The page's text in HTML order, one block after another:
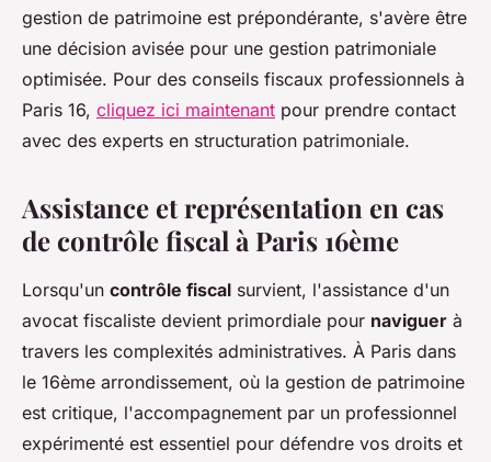
gestion de patrimoine est prépondérante, s'avère être
une décision avisée pour une gestion patrimoniale
optimisée. Pour des conseils fiscaux professionnels à
Paris 16, cliquez ici maintenant pour prendre contact
avec des experts en structuration patrimoniale.
Assistance et représentation en cas
de contrôle fiscal à Paris 16ème
Lorsqu'un contrôle fiscal survient, l'assistance d'un
avocat fiscaliste devient primordiale pour naviguer à
travers les complexités administratives. À Paris dans
le 16ème arrondissement, où la gestion de patrimoine
est critique, l'accompagnement par un professionnel
expérimenté est essentiel pour défendre vos droits et